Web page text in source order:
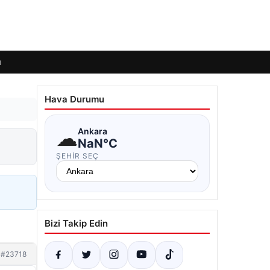
#23718
Hava Durumu
☁Ankara
NaN°C
ŞEHIR SEÇ
Bizi Takip Edin